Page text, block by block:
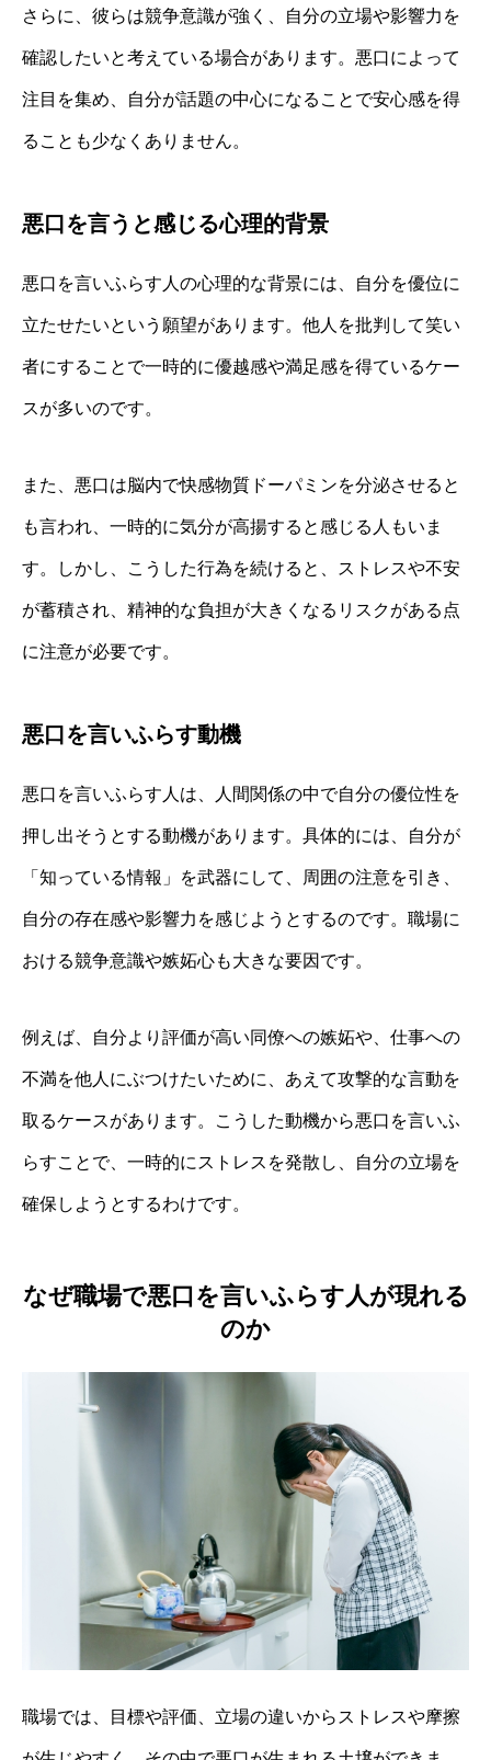
さらに、彼らは競争意識が強く、自分の立場や影響力を
確認したいと考えている場合があります。悪口によって
注目を集め、自分が話題の中心になることで安心感を得
ることも少なくありません。
悪口を言うと感じる心理的背景
悪口を言いふらす人の心理的な背景には、自分を優位に
立たせたいという願望があります。他人を批判して笑い
者にすることで一時的に優越感や満足感を得ているケー
スが多いのです。
また、悪口は脳内で快感物質ドーパミンを分泌させると
も言われ、一時的に気分が高揚すると感じる人もいま
す。しかし、こうした行為を続けると、ストレスや不安
が蓄積され、精神的な負担が大きくなるリスクがある点
に注意が必要です。
悪口を言いふらす動機
悪口を言いふらす人は、人間関係の中で自分の優位性を
押し出そうとする動機があります。具体的には、自分が
「知っている情報」を武器にして、周囲の注意を引き、
自分の存在感や影響力を感じようとするのです。職場に
おける競争意識や嫉妬心も大きな要因です。
例えば、自分より評価が高い同僚への嫉妬や、仕事への
不満を他人にぶつけたいために、あえて攻撃的な言動を
取るケースがあります。こうした動機から悪口を言いふ
らすことで、一時的にストレスを発散し、自分の立場を
確保しようとするわけです。
なぜ職場で悪口を言いふらす人が現れる
のか
職場では、目標や評価、立場の違いからストレスや摩擦